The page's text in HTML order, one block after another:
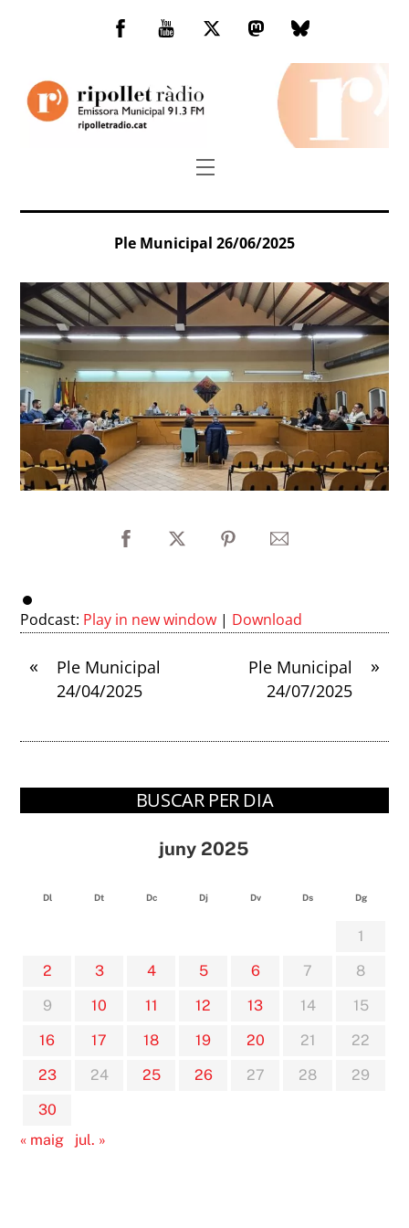
Facebook
You
TwitterMastodonBluesky
Menu
Ple Municipal 26/06/2025
Podcast: Play in new window | Download
«
Ple Municipal
24/04/2025
»
Ple Municipal
24/07/2025
BUSCAR PER DIA
juny 2025
Dl Dt Dc Dj Dv Ds Dg
1
2
3 4 5 6 7
8
9
10 11 12 13 14
15
16
17 18 19 20 21
22
23
24 25 26 27 28
29
30
« maig
jul. »